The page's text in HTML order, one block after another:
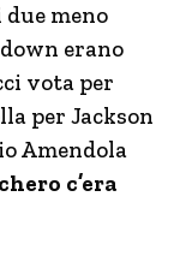
meno
erano
vota per
per Jackson
Amendola
c’era